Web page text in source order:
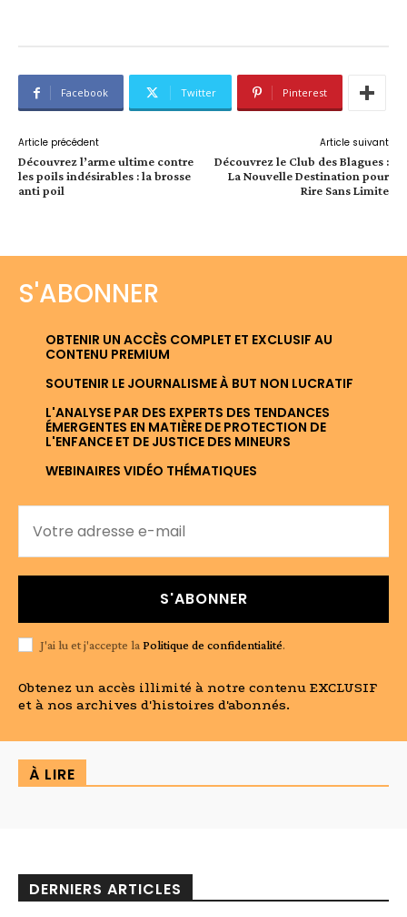
Facebook Twitter Pinterest
Article précédent
Découvrez l’arme ultime contre
les poils indésirables : la brosse
anti poil
Article suivant
Découvrez le Club des Blagues :
La Nouvelle Destination pour
Rire Sans Limite
S'ABONNER
OBTENIR UN ACCÈS COMPLET ET EXCLUSIF AU
CONTENU PREMIUM
SOUTENIR LE JOURNALISME À BUT NON LUCRATIF
L'ANALYSE PAR DES EXPERTS DES TENDANCES
ÉMERGENTES EN MATIÈRE DE PROTECTION DE
L'ENFANCE ET DE JUSTICE DES MINEURS
WEBINAIRES VIDÉO THÉMATIQUES
S'ABONNER
J'ai lu et j'accepte la Politique de confidentialité.
Obtenez un accès illimité à notre contenu EXCLUSIF
et à nos archives d'histoires d'abonnés.
À LIRE
DERNIERS ARTICLES